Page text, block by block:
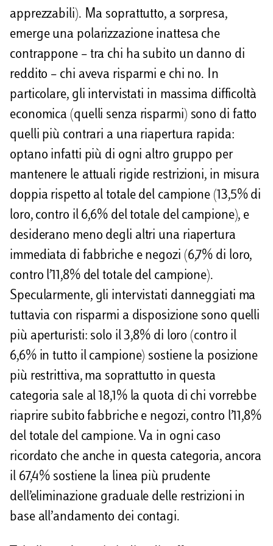
apprezzabili). Ma soprattutto, a sorpresa,
emerge una polarizzazione inattesa che
contrappone – tra chi ha subito un danno di
reddito – chi aveva risparmi e chi no. In
particolare, gli intervistati in massima difficoltà
economica (quelli senza risparmi) sono di fatto
quelli più contrari a una riapertura rapida:
optano infatti più di ogni altro gruppo per
mantenere le attuali rigide restrizioni, in misura
doppia rispetto al totale del campione (13,5% di
loro, contro il 6,6% del totale del campione), e
desiderano meno degli altri una riapertura
immediata di fabbriche e negozi (6,7% di loro,
contro l’11,8% del totale del campione).
Specularmente, gli intervistati danneggiati ma
tuttavia con risparmi a disposizione sono quelli
più aperturisti: solo il 3,8% di loro (contro il
6,6% in tutto il campione) sostiene la posizione
più restrittiva, ma soprattutto in questa
categoria sale al 18,1% la quota di chi vorrebbe
riaprire subito fabbriche e negozi, contro l’11,8%
del totale del campione. Va in ogni caso
ricordato che anche in questa categoria, ancora
il 67,4% sostiene la linea più prudente
dell’eliminazione graduale delle restrizioni in
base all’andamento dei contagi.